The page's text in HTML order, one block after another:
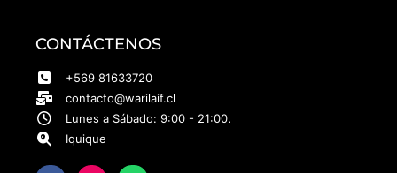
CONTÁCTENOS
+569 81633720
contacto@warilaif.cl
Lunes a Sábado: 9:00 - 21:00.
Iquique